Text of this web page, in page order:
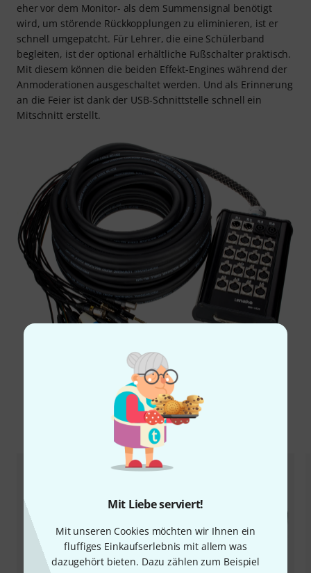
Mit Liebe serviert!
Mit unseren Cookies möchten wir Ihnen ein
fluffiges Einkaufserlebnis mit allem was
dazugehört bieten. Dazu zählen zum Beispiel
eher vor dem Monitor- als dem Summensignal benötigt
wird, um störende Rückkopplungen zu eliminieren, ist er
schnell umgepatcht. Für Lehrer, die eine Schülerband
begleiten, ist der optional erhältliche Fußschalter praktisch.
Mit diesem können die beiden Effekt-Engines während der
Anmoderationen ausgeschaltet werden. Und als Erinnerung
an die Feier ist dank der USB-Schnittstelle schnell ein
Mitschnitt erstellt.
Zubehör & passende Artikel